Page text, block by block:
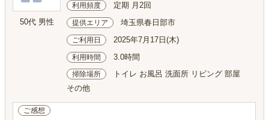
50代 男性
利用頻度 定期 月2回
提供エリア 埼玉県春日部市
ご利用日 2025年7月17日(木)
利用時間 3.0時間
掃除場所
トイレ お風呂 洗面所 リビング 部屋
その他
ご感想